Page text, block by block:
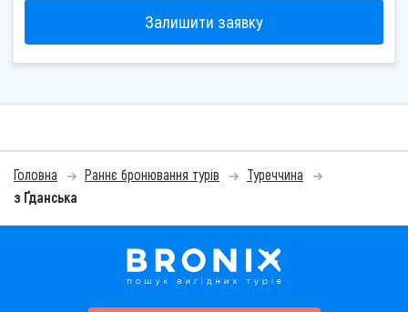
Залишити заявку
Головна Раннє бронювання турів
Туреччина
з Ґданська